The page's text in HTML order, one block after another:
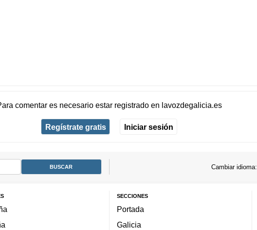
comentar es necesario estar registradoen lavozdegalicia.es
Regístrate gratis Iniciar sesión
Cambiar idioma:
SECCIONES
Portada
Galicia